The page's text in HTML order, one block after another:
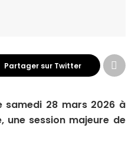
Partager sur Twitter
samedi 28 mars 2026 à
une session majeure de